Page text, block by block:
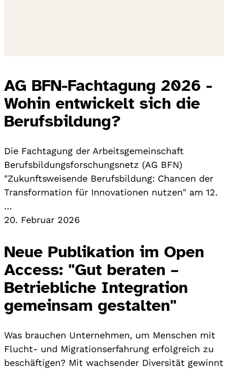
AG BFN-Fachtagung 2026 -
Wohin entwickelt sich die
Berufsbildung?
Die Fachtagung der Arbeitsgemeinschaft
Berufsbildungsforschungsnetz (AG BFN)
"Zukunftsweisende Berufsbildung: Chancen der
Transformation für Innovationen nutzen" am 12.
…
20. Februar 2026
Neue Publikation im Open
Access: "Gut beraten –
Betriebliche Integration
gemeinsam gestalten"
Was brauchen Unternehmen, um Menschen mit
Flucht- und Migrationserfahrung erfolgreich zu
beschäftigen? Mit wachsender Diversität gewinnt